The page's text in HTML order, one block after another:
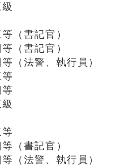
（書記官）
（書記官）
（法警、執行員）
（書記官）
（法警、執行員）